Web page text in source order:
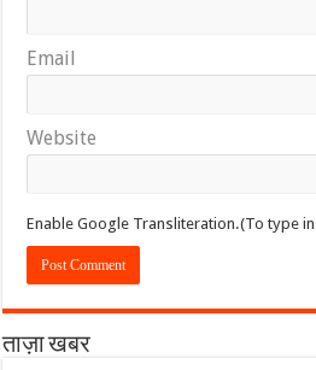
Email
Website
Enable Google Transliteration.(To type
ताज़ा खबर